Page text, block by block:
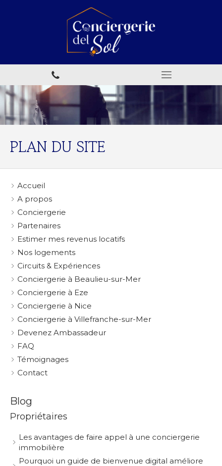
PLAN DU SITE
Accueil
A propos
Conciergerie
Partenaires
Estimer mes revenus locatifs
Nos logements
Circuits & Expériences
Conciergerie à Beaulieu-sur-Mer
Conciergerie à Eze
Conciergerie à Nice
Conciergerie à Villefranche-sur-Mer
Devenez Ambassadeur
FAQ
Témoignages
Contact
Blog
Propriétaires
Les avantages de faire appel à une conciergerie
immobilière
Pourquoi un guide de bienvenue digital améliore